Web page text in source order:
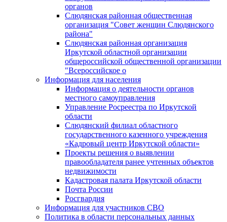
органов
Слюдянская районная общественная
организация "Совет женщин Слюдянского
района"
Слюдянская районная организация
Иркутской областной организации
общероссийской общественной организации
"Всероссийское о
Информация для населения
Информация о деятельности органов
местного самоуправления
Управление Росреестра по Иркутской
области
Слюдянский филиал областного
государственного казенного учреждения
«Кадровый центр Иркутской области»
Проекты решения о выявлении
правообладателя ранее учтенных объектов
недвижимости
Кадастровая палата Иркутской области
Почта России
Росгвардия
Информация для участников СВО
Политика в области персональных данных